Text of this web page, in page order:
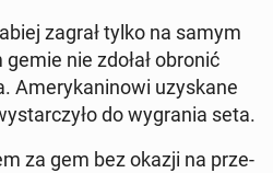
zagrał tylko na samym
nie zdołał obronić
Ame­ry­ka­ni­no­wi uzy­ska­ne
do wy­gra­nia seta.
za gem bez okazji na prze­